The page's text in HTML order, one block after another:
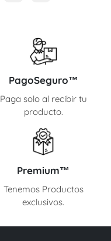
PagoSeguro™
Paga solo al recibir tu
producto.
Premium™
Tenemos Productos
exclusivos.